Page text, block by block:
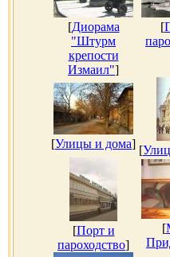
[Диорама
"Штурм
крепости
Измаил"]
[
[Улицы и дома] [
[Порт и
пароходство]
[